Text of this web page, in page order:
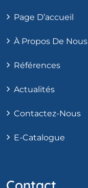
Page D’accueil
À Propos De Nous
Références
Actualités
Contactez-Nous
E-Catalogue